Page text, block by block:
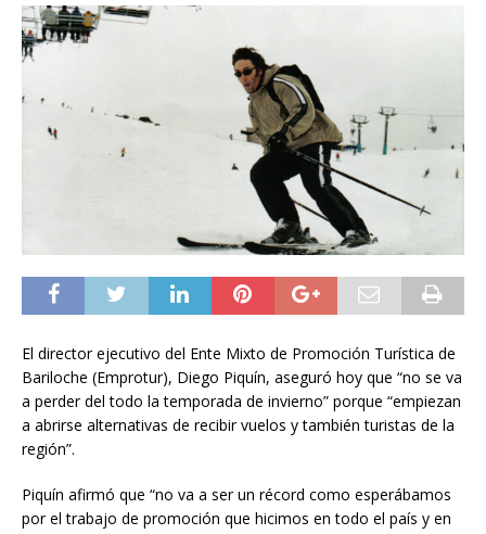
El director ejecutivo del Ente Mixto de Promoción Turística de
Bariloche (Emprotur), Diego Piquín, aseguró hoy que “no se va
a perder del todo la temporada de invierno” porque “empiezan
a abrirse alternativas de recibir vuelos y también turistas de la
región”.
Piquín afirmó que “no va a ser un récord como esperábamos
por el trabajo de promoción que hicimos en todo el país y en